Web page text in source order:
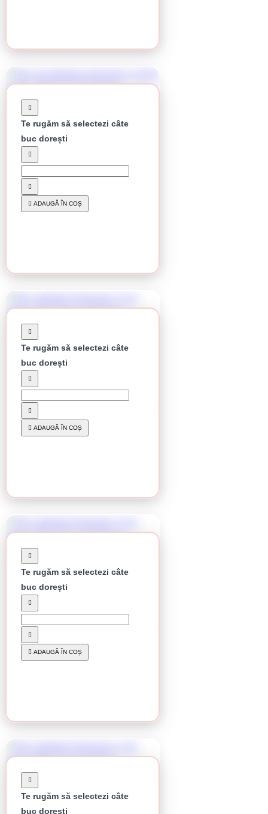
Disc de debitare Klingspor, A 36 R Supra, 230
x 2 x 22,23 mm
12.84 lei / buc
Te rugăm să selectezi câte
buc dorești
ADAUGĂ ÎN COȘ
Disc debitare Klingspor, A 24 Extra, 115 x 2,5 x
22,23 mm
5.68 lei / buc
Te rugăm să selectezi câte
buc dorești
ADAUGĂ ÎN COȘ
Disc debitare Klingspor, A 24 Extra, 125 x 2,5 x
22,23 mm
6.02 lei / buc
Te rugăm să selectezi câte
buc dorești
ADAUGĂ ÎN COȘ
Te rugăm să selectezi câte
buc dorești